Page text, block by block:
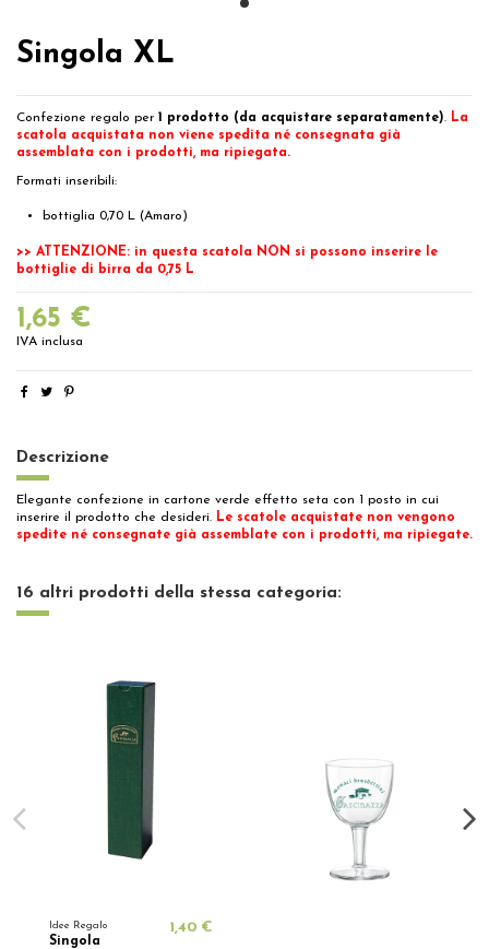
Singola XL
Confezione regalo per 1 prodotto (da acquistare separatamente). La
scatola acquistata non viene spedita né consegnata già
assemblata con i prodotti, ma ripiegata.
Formati inseribili:
bottiglia 0,70 L (Amaro)
>> ATTENZIONE: in questa scatola NON si possono inserire le
bottiglie di birra da 0,75 L
1,65 €
IVA inclusa
Descrizione
Elegante confezione in cartone verde effetto seta con 1 posto in cui
inserire il prodotto che desideri. Le scatole acquistate non vengono
spedite né consegnate già assemblate con i prodotti, ma ripiegate.
16 altri prodotti della stessa categoria:
Idee Regalo
Singola
1,40 €